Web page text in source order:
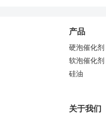
产品
硬泡催化剂
软泡催化剂
硅油
关于我们